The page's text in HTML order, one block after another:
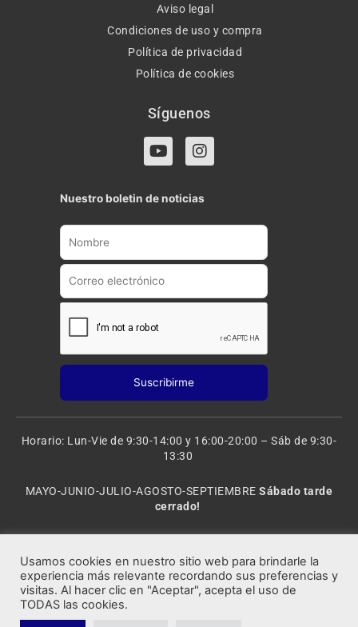
Aviso legal
Condiciones de uso y compra
Política de privacidad
Política de cookies
Síguenos
Y
o
t
u
b
I
n
t
a
g
a
Nuestro boletin de noticias
Horario: Lun-Vie de 9:30-14:00 y 16:00-20:00 – Sáb de 9:30-
13:30
MAYO-JUNIO-JULIO-AGOSTO-SEPTIEMBRESábado tarde
cerrado!
Rocafort Modelismo | Copyright 2021 © Todos los derechos
Usamos cookies en nuestro sitio web para brindarle la
experiencia más relevante recordando sus preferencias y
visitas. Al hacer clic en "Aceptar", acepta el uso de
TODAS las cookies.